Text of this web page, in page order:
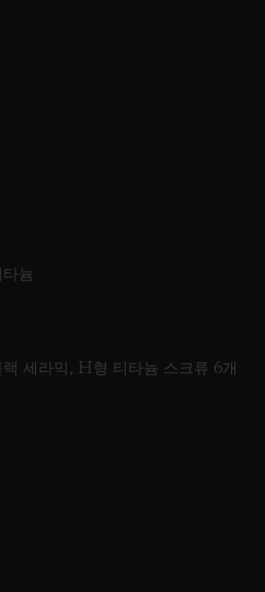
늄
세라믹, H형 티타늄 스크류 6개